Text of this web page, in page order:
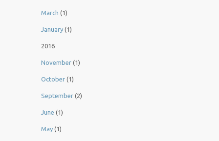
March (1)
January (1)
2016
November (1)
October (1)
September (2)
June (1)
May (1)